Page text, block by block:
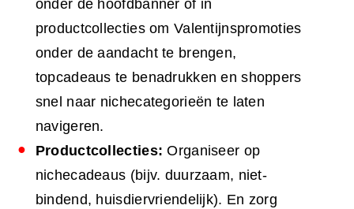
onder de hoofdbanner of in
productcollecties om Valentijnspromoties
onder de aandacht te brengen,
topcadeaus te benadrukken en shoppers
snel naar nichecategorieën te laten
navigeren.
Productcollecties: Organiseer op
nichecadeaus (bijv. duurzaam, niet-
bindend, huisdiervriendelijk). En zorg